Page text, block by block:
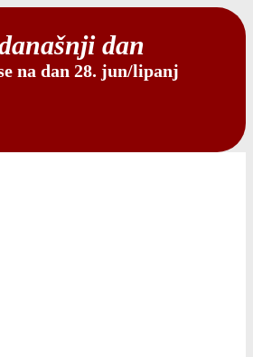
dan
na dan 28. jun/lipanj